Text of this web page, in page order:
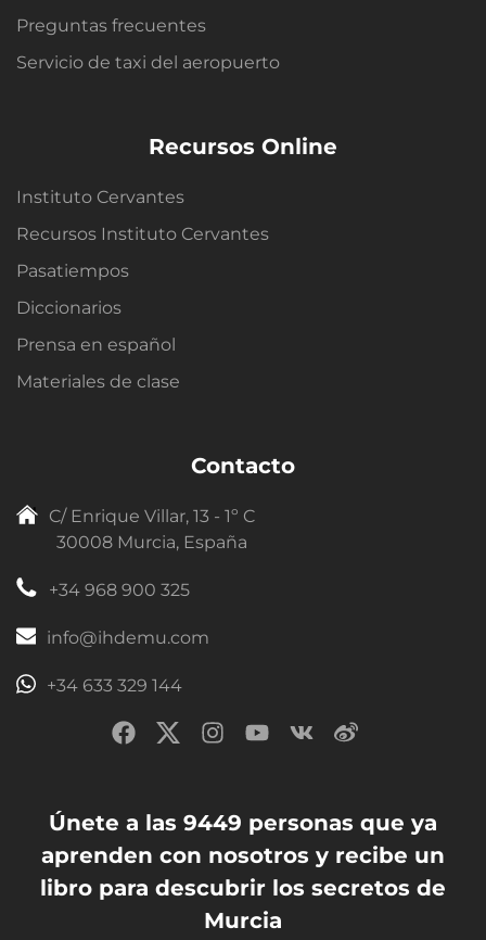
Preguntas frecuentes
Servicio de taxi del aeropuerto
Recursos Online
Instituto Cervantes
Recursos Instituto Cervantes
Pasatiempos
Diccionarios
Prensa en español
Materiales de clase
Contacto
C/ Enrique Villar, 13 - 1º C
30008 Murcia, España
+34 968 900 325
info@ihdemu.com
+34 633 329 144
Únete a las 9449 personas que ya
aprenden con nosotros y recibe un
libro para descubrir los secretos de
Murcia